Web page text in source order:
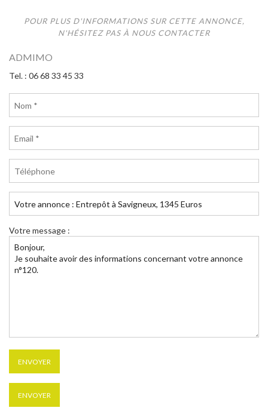
POUR PLUS D'INFORMATIONS SUR CETTE ANNONCE,
N'HÉSITEZ PAS À NOUS CONTACTER
ADMIMO
Tel. : 06 68 33 45 33
Votre message :
ENVOYER
ENVOYER